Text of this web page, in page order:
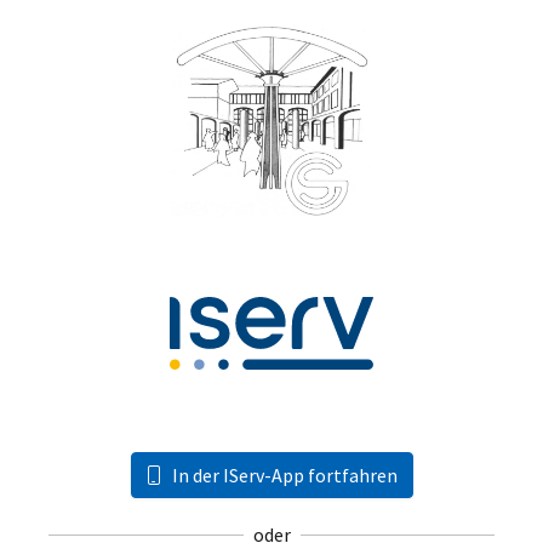
In der IServ-App fortfahren
oder